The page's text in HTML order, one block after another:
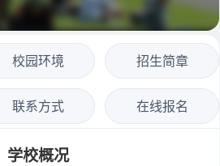
校园环境 招生简章
联系方式 在线报名
学校概况